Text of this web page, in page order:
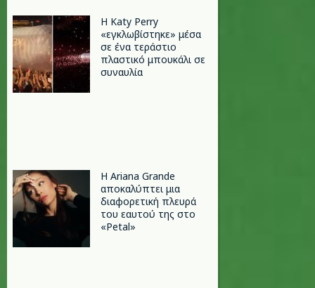
H Katy Perry
«εγκλωβίστηκε» μέσα
σε ένα τεράστιο
πλαστικό μπουκάλι σε
συναυλία
Η Ariana Grande
αποκαλύπτει μια
διαφορετική πλευρά
του εαυτού της στο
«Petal»